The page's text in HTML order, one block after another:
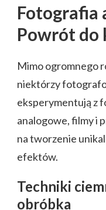
Fotografia
Powrót do
Mimo ogromnego
niektórzy
eksperymentują z
analogowe, filmy i
na tworzenie
efektów.
Techniki
obróbka